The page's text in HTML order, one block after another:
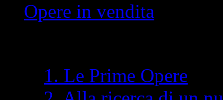
Opere in vendita
1. Le Prime Opere